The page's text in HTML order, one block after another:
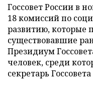
Госсовет России в
18 комиссий по
развитию, которые
существовавшие
Президиум
человек, среди
секретарь